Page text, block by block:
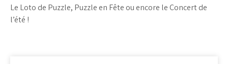
Le Loto de Puzzle, Puzzle en Fête ou encore le Concert de
l’été !